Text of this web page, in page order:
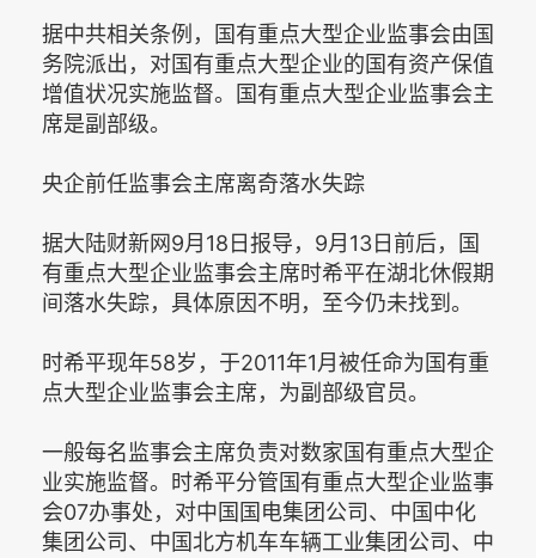
据中共相关条例，国有重点大型企业监事会由国
务院派出，对国有重点大型企业的国有资产保值
增值状况实施监督。国有重点大型企业监事会主
席是副部级。
央企前任监事会主席离奇落水失踪
据大陆财新网9月18日报导，9月13日前后，国
有重点大型企业监事会主席时希平在湖北休假期
间落水失踪，具体原因不明，至今仍未找到。
时希平现年58岁，于2011年1月被任命为国有重
点大型企业监事会主席，为副部级官员。
一般每名监事会主席负责对数家国有重点大型企
业实施监督。时希平分管国有重点大型企业监事
会07办事处，对中国国电集团公司、中国中化
集团公司、中国北方机车车辆工业集团公司、中